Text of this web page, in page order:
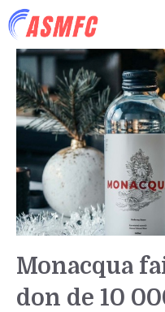
Aller
au
contenu
Monacqua
don de 10